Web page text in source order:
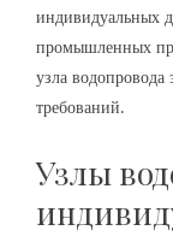
индивидуальных
промышленных
узла водопровода
требований.
Узлы